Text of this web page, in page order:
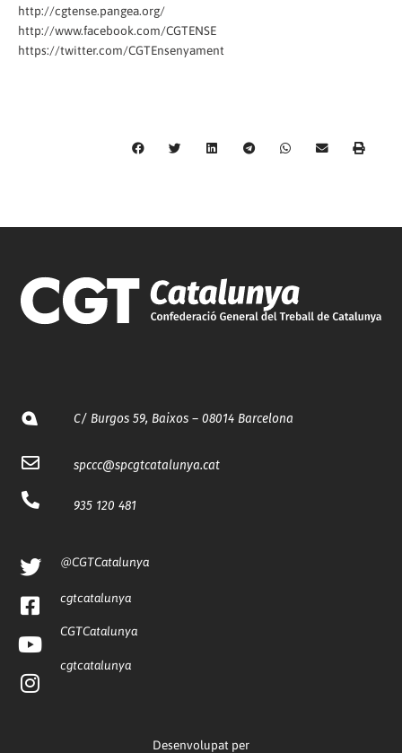
http://cgtense.pangea.org/
http://www.facebook.com/CGTENSE
https://twitter.com/CGTEnsenyament
C/ Burgos 59, Baixos – 08014 Barcelona
spccc@spcgtcatalunya.cat
935 120 481
@CGTCatalunya
cgtcatalunya
CGTCatalunya
cgtcatalunya
Desenvolupat per